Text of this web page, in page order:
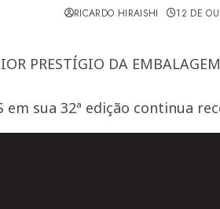
RICARDO HIRAISHI 12 DE
PRESTÍGIO DA
em sua 32ª edição continua